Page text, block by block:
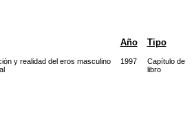
Año Tipo
y realidad del eros masculino
1997
Capítulo de
libro